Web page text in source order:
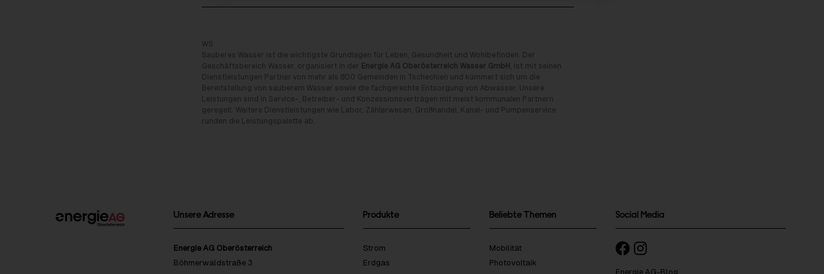
WS
Sauberes Wasser ist die wichtigste Grundlagen für Leben, Gesundheit und Wohlbefinden. Der
Geschäftsbereich Wasser, organisiert in der Energie AG Oberösterreich Wasser GmbH , ist mit seinen
Dienstleistungen Partner von mehr als 800 Gemeinden in Tschechien und kümmert sich um die
Bereitstellung von sauberem Wasser sowie die fachgerechte Entsorgung von Abwasser. Unsere
Leistungen sind in Service-, Betreiber- und Konzessionsverträgen mit meist kommunalen Partnern
geregelt. Weitere Dienstleistungen wie Labor, Zählerwesen, Großhandel, Kanal- und Pumpenservice
runden die Leistungspalette ab.
Unsere Adresse
Energie AG Oberösterreich
Böhmerwaldstraße 3
Produkte
Strom
Erdgas
Beliebte Themen
Mobilität
Photovoltaik
Social Media
Energie AG-Blog